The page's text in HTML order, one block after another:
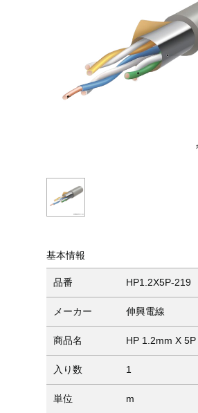
基本情報
品番 HP1.2X5P-219
メーカー 伸興電線
商品名 HP 1.2mm X 5P
入り数 1
単位 m